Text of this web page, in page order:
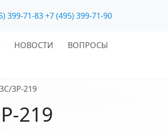
399-71-83+7 (495) 399-71-90
НОВОСТИ
ВОПРОСЫ
3P-219
219